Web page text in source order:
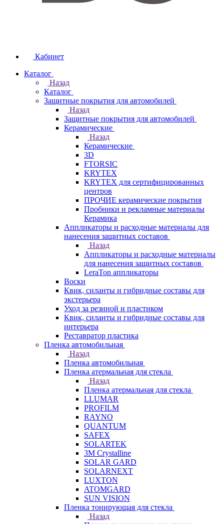
Кабинет
Каталог
Назад
Каталог
Защитные покрытия для автомобилей
Назад
Защитные покрытия для автомобилей
Керамические
Назад
Керамические
3D
FTORSIC
KRYTEX
KRYTEX для сертифицированных
центров
ПРОЧИЕ керамические покрытия
Пробники и рекламные материалы
Керамика
Аппликаторы и расходные материалы для
нанесения защитных составов
Назад
Аппликаторы и расходные материалы
для нанесения защитных составов
LeraTon аппликаторы
Воски
Квик, силанты и гибридные составы для
экстерьера
Уход за резиной и пластиком
Квик, силанты и гибридные составы для
интерьера
Реставратор пластика
Пленка автомобильная
Назад
Пленка автомобильная
Пленка атермальная для стекла
Назад
Пленка атермальная для стекла
LLUMAR
PROFILM
RAYNO
QUANTUM
SAFEX
SOLARTEK
3M Crystalline
SOLAR GARD
SOLARNEXT
LUXTON
ATOMGARD
SUN VISION
Пленка тонирующая для стекла
Назад